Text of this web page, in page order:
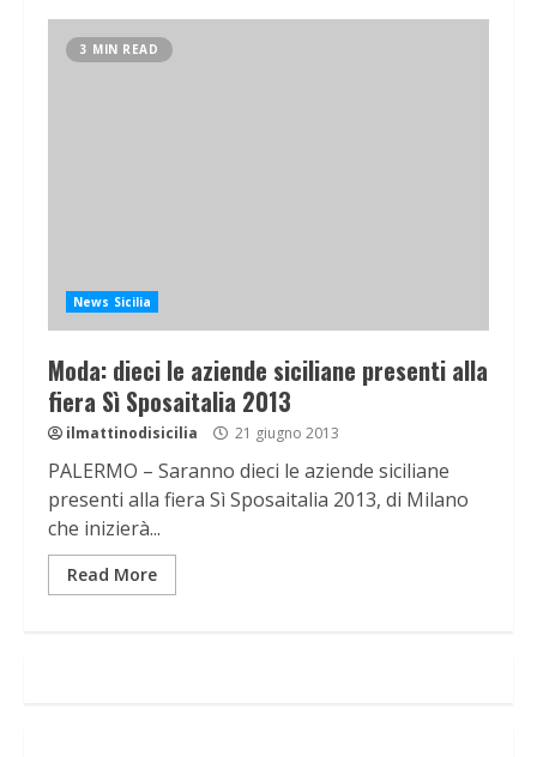
3 MIN READ
News Sicilia
Moda: dieci le aziende siciliane presenti alla
fiera Sì Sposaitalia 2013
ilmattinodisicilia 21 giugno 2013
PALERMO – Saranno dieci le aziende siciliane
presenti alla fiera Sì Sposaitalia 2013, di Milano
che inizierà...
Read More